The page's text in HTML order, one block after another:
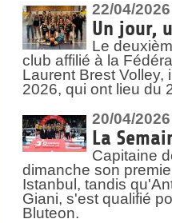
22/04/2026
Un jour,
Le
club affilié à la
Laurent Brest Volley,
2026, qui ont lieu du
20/04/2026
La
Capitaine
dimanche son
Istanbul, tandis
Giani, s'est qualifié
Bluteon.